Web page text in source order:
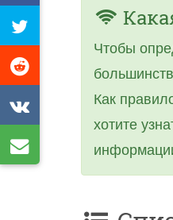
Чтобы
Как
хотите
в
Facebook
Твитнуть
эту
страницу
Поделиться
в
Поделиться
в
VK
Поделиться
по